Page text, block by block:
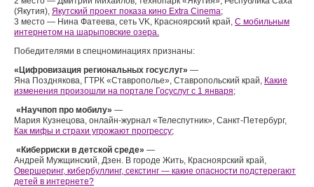
(Якутия), Якутский проект показа кино Extra Cinema;
3 место — Нина Фатеева, сеть VK, Красноярский край, С мобильным
интернетом на шарыповские озера.
Победителями в спецноминациях признаны:
«Цифровизация региональных госуслуг» —
Яна Позднякова, ГТРК «Ставрополье», Ставропольский край, Какие
изменения произошли на портале Госуслуг с 1 января;
«Научпоп про мобилу» —
Мария Кузнецова, онлайн-журнал «Телеспутник», Санкт-Петербург,
Как мифы и страхи угрожают прогрессу;
«Киберриски в детской среде» —
Андрей Мужщинский, Дзен. В городе Жить, Красноярский край,
Овершеринг, кибербуллинг, секстинг — какие опасности подстерегают
детей в интернете?